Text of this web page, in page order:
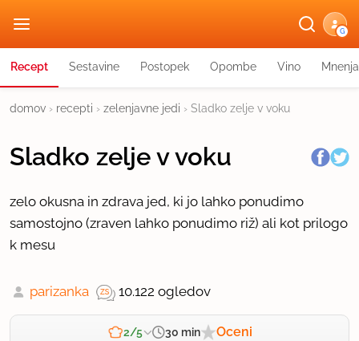
G
Recept Sestavine Postopek Opombe Vino Mnenja
domov › recepti › zelenjavne jedi › Sladko zelje v voku
Sladko zelje v voku
zelo okusna in zdrava jed, ki jo lahko ponudimo
samostojno (zraven lahko ponudimo riž) ali kot prilogo
k mesu
parizanka 10.122 ogledov
2/5 30 min Oceni